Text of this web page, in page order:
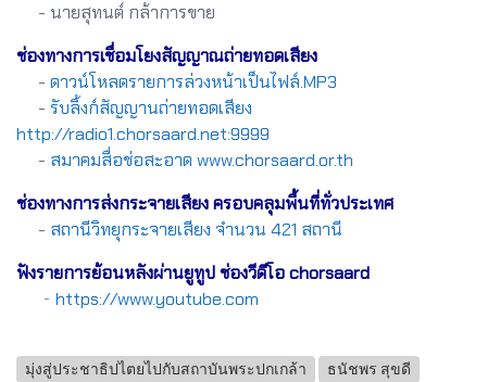
- นายสุทนต์ กล้าการขาย
ช่องทางการเชื่อมโยงสัญญาณถ่ายทอดเสียง
- ดาวน์โหลดรายการล่วงหน้าเป็นไฟล์.MP3
- รับลิ้งก์สัญญานถ่ายทอดเสียง
http://radio1.chorsaard.net:9999
- สมาคมสื่อช่อสะอาด www.chorsaard.or.th
ช่องทางการส่งกระจายเสียง ครอบคลุมพื้นที่ทั่วประเทศ
- สถานีวิทยุกระจายเสียง จำนวน 421 สถานี
ฟังรายการย้อนหลังผ่านยูทูป ช่องวีดีโอ chorsaard
- https://www.youtube.com
มุ่งสู่ประชาธิปไตยไปกับสถาบันพระปกเกล้า
ธนัชพร สุขดี